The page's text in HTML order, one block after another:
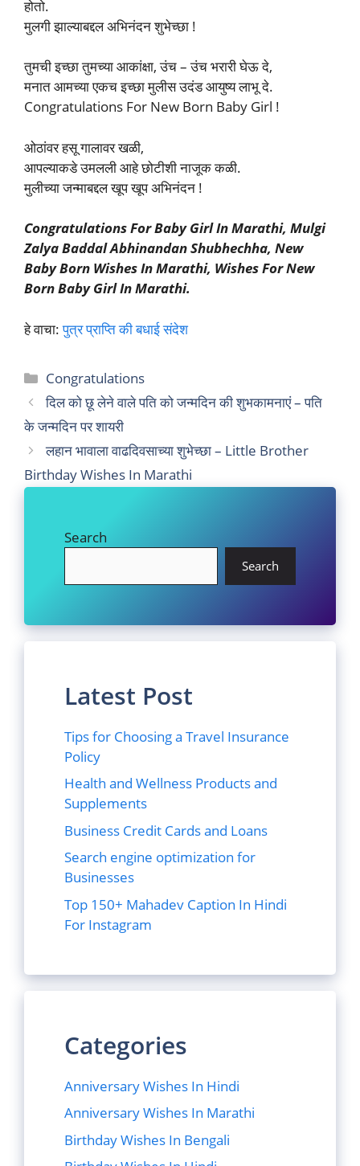
होतो.
मुलगी झाल्याबद्दल अभिनंदन शुभेच्छा !
तुमची इच्छा तुमच्या आकांक्षा, उंच – उंच भरारी घेऊ दे,
मनात आमच्या एकच इच्छा मुलीस उदंड आयुष्य लाभू दे.
Congratulations For New Born Baby Girl !
ओठांवर हसू गालावर खळी,
आपल्याकडे उमलली आहे छोटीशी नाजूक कळी.
मुलीच्या जन्माबद्दल खूप खूप अभिनंदन !
Congratulations For Baby Girl In Marathi, Mulgi
Zalya Baddal Abhinandan Shubhechha, New
Baby Born Wishes In Marathi, Wishes For New
Born Baby Girl In Marathi.
हे वाचा:पुत्र प्राप्ति की बधाई संदेश
Categories
Congratulations
दिल को छू लेने वाले पति को जन्मदिन की शुभकामनाएं – पति
के जन्मदिन पर शायरी
लहान भावाला वाढदिवसाच्या शुभेच्छा – Little Brother
Birthday Wishes In Marathi
Search
Search
Latest Post
Tips for Choosing a Travel Insurance
Policy
Health and Wellness Products and
Supplements
Business Credit Cards and Loans
Search engine optimization for
Businesses
Top 150+ Mahadev Caption In Hindi
For Instagram
Categories
Anniversary Wishes In Hindi
Anniversary Wishes In Marathi
Birthday Wishes In Bengali